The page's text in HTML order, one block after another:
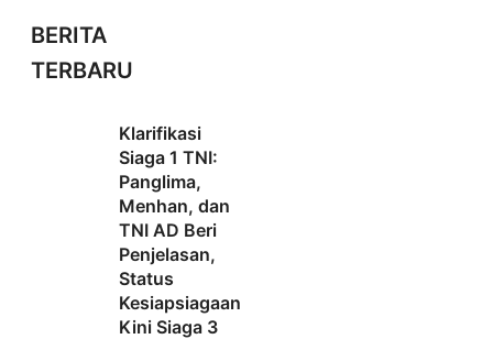
BERITA
TERBARU
Klarifikasi
Siaga 1 TNI:
Panglima,
Menhan, dan
TNI AD Beri
Penjelasan,
Status
Kesiapsiagaan
Kini Siaga 3